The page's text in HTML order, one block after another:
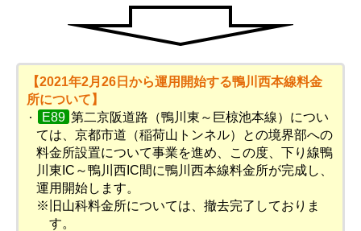
【2021年2月26日から運用開始する鴨川西本線料金
所について】
E89 第二京阪道路（鴨川東～巨椋池本線）につい
ては、京都市道（稲荷山トンネル）との境界部への
料金所設置について事業を進め、この度、下り線鴨
川東IC～鴨川西IC間に鴨川西本線料金所が完成し、
運用開始します。
※旧山科料金所については、撤去完了しておりま
す。